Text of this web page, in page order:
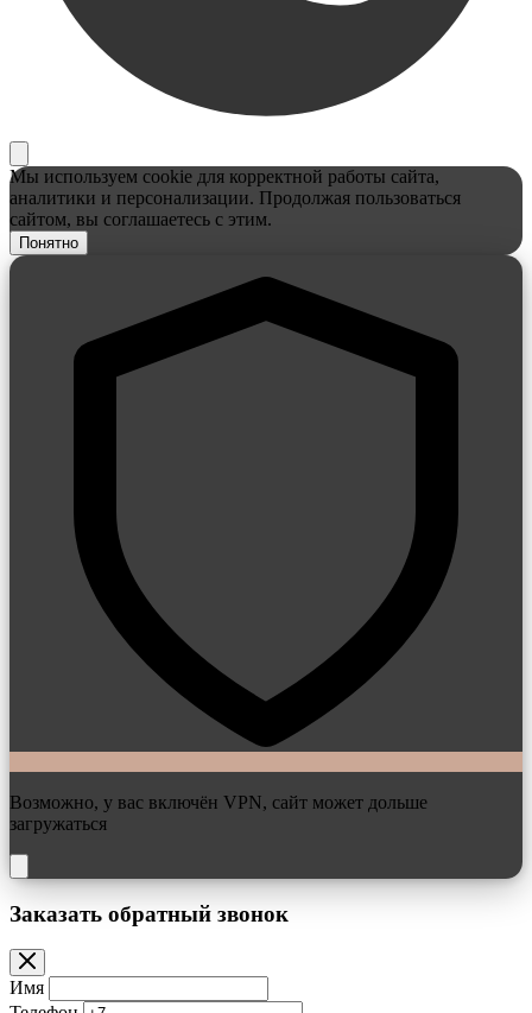
Мы используем cookie для корректной работы сайта,
аналитики и персонализации. Продолжая пользоваться
сайтом, вы соглашаетесь с этим.
Понятно
Возможно, у вас включён VPN, сайт может дольше
загружаться
Заказать обратный звонок
Имя